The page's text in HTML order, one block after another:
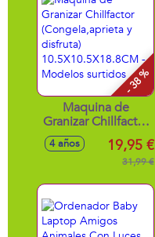
- 38 %
Maquina de
Granizar Chillfactor
(Congela,aprieta y
disfruta)
10.5X10.5X18.8CM
4 años 19,95 €
31,99 €